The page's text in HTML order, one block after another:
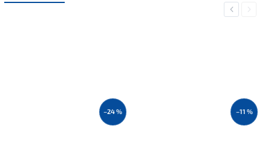
Previous
–24 % –11 %
Next